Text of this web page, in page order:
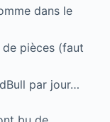
dans le
de pièces (faut
par jour…